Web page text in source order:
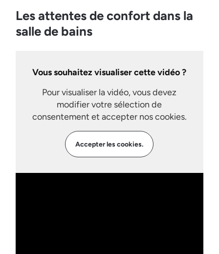
Les attentes de confort dans la
salle de bains
Vous souhaitez visualiser cette vidéo ?
Pour visualiser la vidéo, vous devez
modifier votre sélection de
consentement et accepter nos cookies.
Accepter les cookies.